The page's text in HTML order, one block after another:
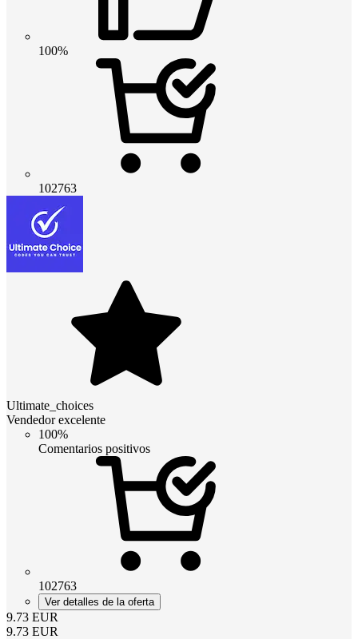
100%
102763
Ultimate_choices
Vendedor excelente
100%
Comentarios positivos
102763
Ver detalles de la oferta
9.73 EUR
9.73 EUR